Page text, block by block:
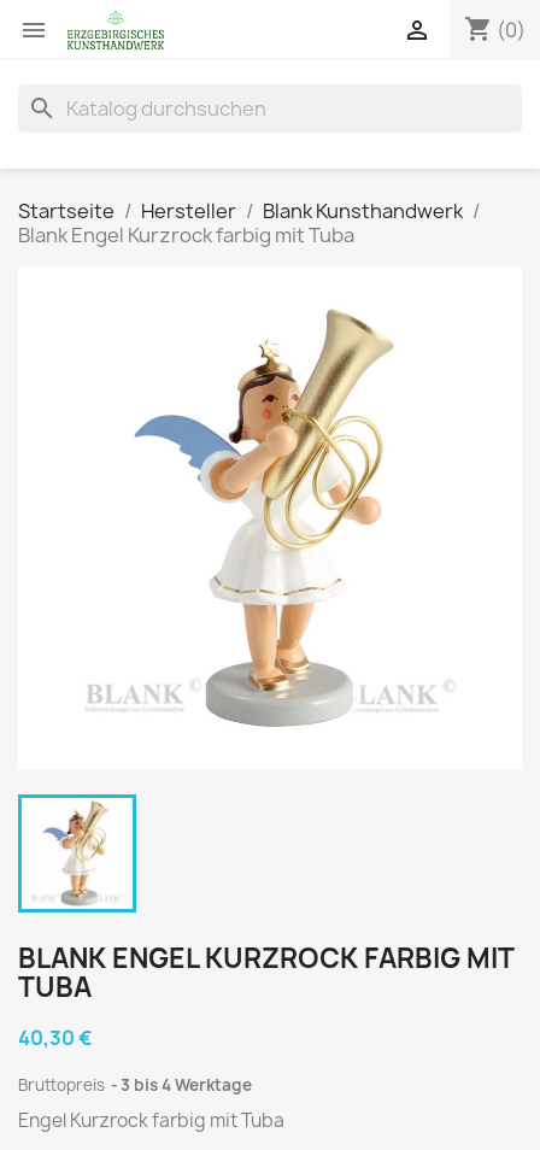
 shopping_cart (0)

search
Startseite Hersteller
Blank Kunsthandwerk
Blank Engel Kurzrock farbig mit Tuba
BLANK ENGEL KURZROCK FARBIG MIT
TUBA
40,30 €
Bruttopreis 3 bis 4 Werktage
Engel Kurzrock farbig mit Tuba